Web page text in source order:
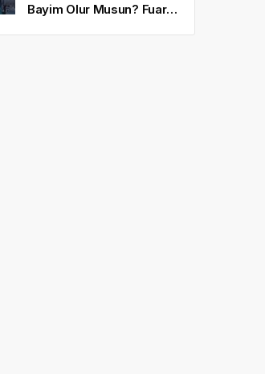
Bayim Olur Musun? Fuarı